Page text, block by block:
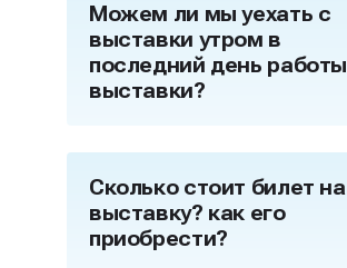
Можем ли мы уехать с
выставки утром в
последний день работы
выставки?
Сколько стоит билет на
выставку? как его
приобрести?